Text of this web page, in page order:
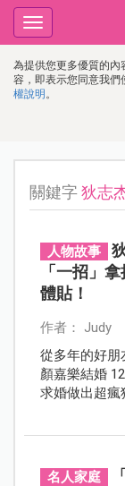
為提供您更多優質的
容，即表示您同意我
權說明 。
Toggle
navigation
關鍵字狄志
人物故事
「一招」
體貼！
作者： Judy
從多年的好朋
顏嘉樂結婚 12 年
求婚做出超瘋
名人家庭